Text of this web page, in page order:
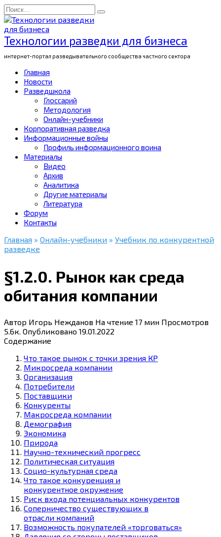
Перейти
к
содержанию
Search
for:
Технологии разведки для бизнеса
интернет-портал разведывательного сообщества частного сектора
Главная
Новости
Разведшкола
Глоссарий
Методология
Онлайн-учебники
Корпоративная разведка
Информационные войны
Профиль информационного воина
Материалы
Видео
Архив
Аналитика
Другие материалы
Литература
Форум
Контакты
Главная » Онлайн-учебники » Учебник по конкурентной
разведке
§1.2.0. Рынок как среда
обитания компании
Автор Игорь Нежданов На чтение 17 мин Просмотров
5.6к. Опубликовано 19.01.2022
Содержание
Что такое рынок с точки зрения КР
Микросреда компании
Организация
Потребители
Поставщики
Конкуренты
Макросреда компании
Демография
Экономика
Природа
Научно-технический прогресс
Политическая ситуация
Социо-культурная среда
Что такое конкуренция и
конкурентное окружение
Риск входа потенциальных конкурентов
Соперничество существующих в
отрасли компаний
Возможность покупателей «торговаться»